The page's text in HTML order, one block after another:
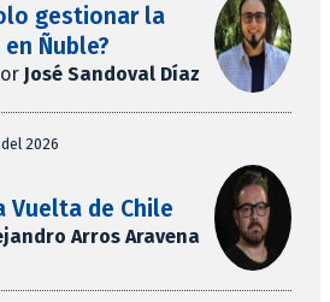
gestionar la
Ñuble?
José Sandoval Díaz
2026
Vuelta de Chile
Arros Aravena